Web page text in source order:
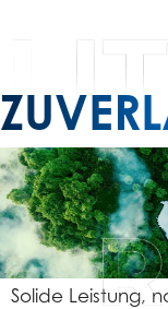
Solide Leistung,